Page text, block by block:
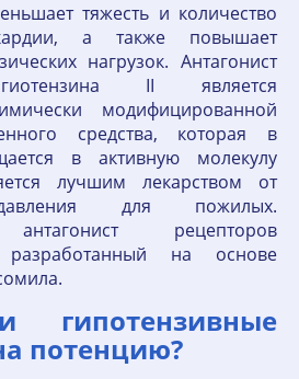
тяжесть и количество
а также повышает
нагрузок. Антагонист
II является
модифицированной
средства, которая в
в активную молекулу
лучшим лекарством от
для пожилых.
антагонист рецепторов
на основе
гипотензивные
потенцию?